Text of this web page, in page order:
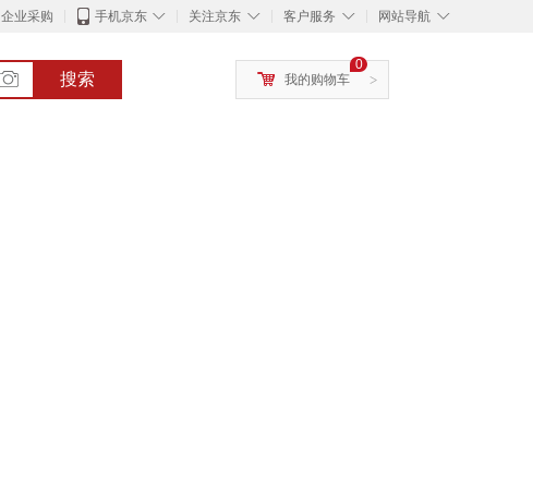
企业采购 ◇
手机京东 ◇
关注京东 ◇
客户服务 ◇
网站导航
搜索 >
0
我的购物车